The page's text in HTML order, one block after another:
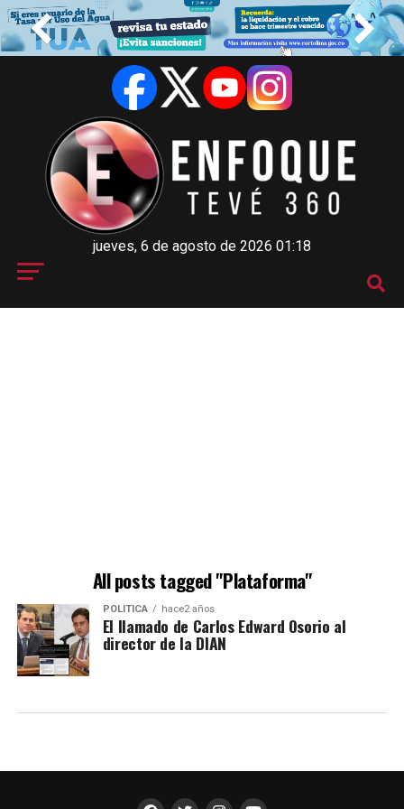
jueves, 6 de agosto de 2026 01:18
All posts tagged "Plataforma"
POLÍTICA hace2 años
El llamado de Carlos Edward Osorio al
director de la DIAN